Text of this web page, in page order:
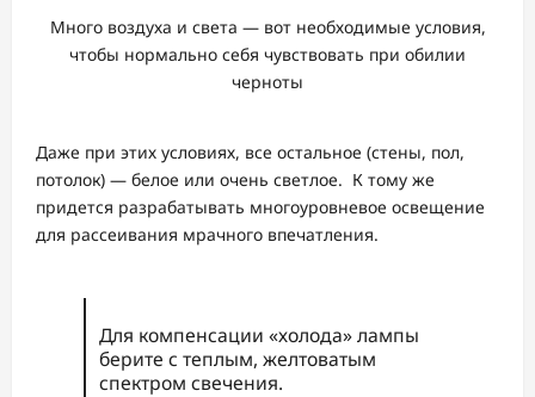
Много воздуха и света — вот необходимые условия,
чтобы нормально себя чувствовать при обилии
черноты
Даже при этих условиях, все остальное (стены, пол,
потолок) — белое или очень светлое. К тому же
придется разрабатывать многоуровневое освещение
для рассеивания мрачного впечатления.
Для компенсации «холода» лампы
берите с теплым, желтоватым
спектром свечения.